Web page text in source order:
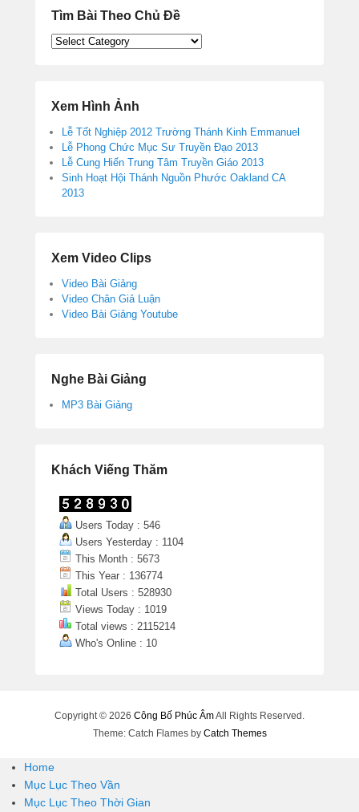
Tìm Bài Theo Chủ Đề
Tìm
Đề
Xem Hình Ảnh
Lễ Tốt Nghiệp 2012 Trường Thánh Kinh Emmanuel
Lễ Phong Chức Mục Sư Truyền Đạo 2013
Lễ Cung Hiến Trung Tâm Truyền Giáo 2013
Sinh Hoạt Hội Thánh Nguồn Phước Oakland CA
2013
Xem Video Clips
Video Bài Giảng
Video Chân Giả Luận
Video Bài Giảng Youtube
Nghe Bài Giảng
MP3 Bài Giảng
Khách Viếng Thăm
Users Today : 546
Users Yesterday : 1104
This Month : 5673
This Year : 136774
Total Users : 528930
Views Today : 1019
Total views : 2115214
Who's Online : 10
Copyright © 2026 Công Bố Phúc ÂmAll Rights Reserved.
Theme: Catch Flames by Catch Themes
Home
Mục Lục Theo Vần
Mục Lục Theo Thời Gian